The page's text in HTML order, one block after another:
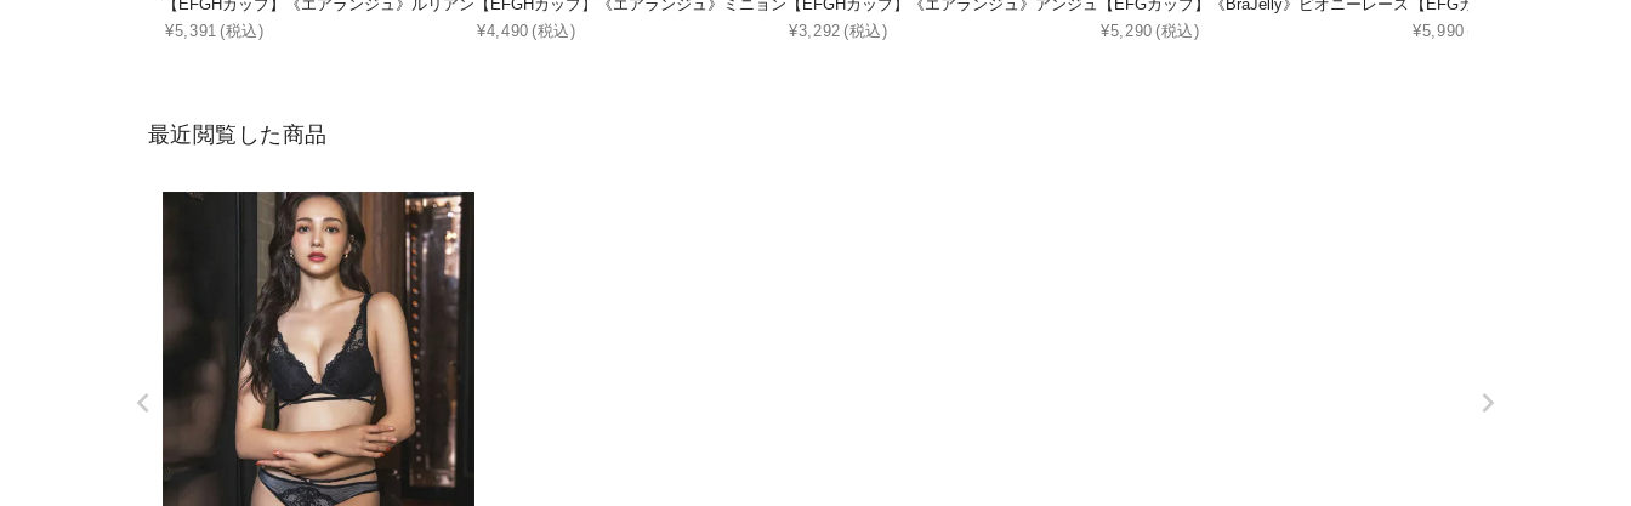
【EFGHカップ】《エアランジュ》ルリアンブラ＆ショーツ
¥5,391 (税込)
【EFGHカップ】《エアランジュ》ミニョンレースブラ＆ショーツ
¥4,490 (税込)
【EFGHカップ】《エアランジュ》アンジュブラ＆ショーツ
¥3,292 (税込)
【EFGカップ】《BraJelly》ピオニーレースアップブラ＆ショーツ
¥5,290 (税込)
【EFGカップ】《BraJelly》
¥5,990
最近閲覧した商品